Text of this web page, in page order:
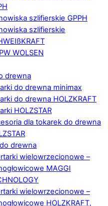
szlifierskie GPPH
szlifierskie
WOLSEN
drewna
do drewna minimax
do drewna HOLZKRAFT
HOLZSTAR
dla tokarek do drewna
drewna
wielowrzecionowe –
MAGGI
wielowrzecionowe –
HOLZKRAFT,